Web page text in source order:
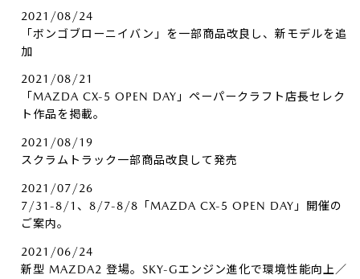
2021/08/24
「ボンゴブローニイバン」を一部商品改良し、新モデルを追
加
2021/08/21
「MAZDA CX-5 OPEN DAY」ペーパークラフト店長セレク
ト作品を掲載。
2021/08/19
スクラムトラック一部商品改良して発売
2021/07/26
7/31-8/1、8/7-8/8「MAZDA CX-5 OPEN DAY」開催の
ご案内。
2021/06/24
新型 MAZDA2 登場。SKY-Gエンジン進化で環境性能向上／